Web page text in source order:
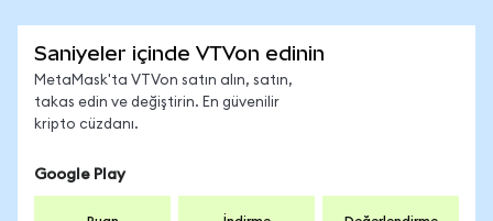
Saniyeler içinde VTVon edinin
MetaMask'ta VTVon satın alın, satın,
takas edin ve değiştirin. En güvenilir
kripto cüzdanı.
Google Play